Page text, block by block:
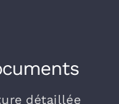
détaillée